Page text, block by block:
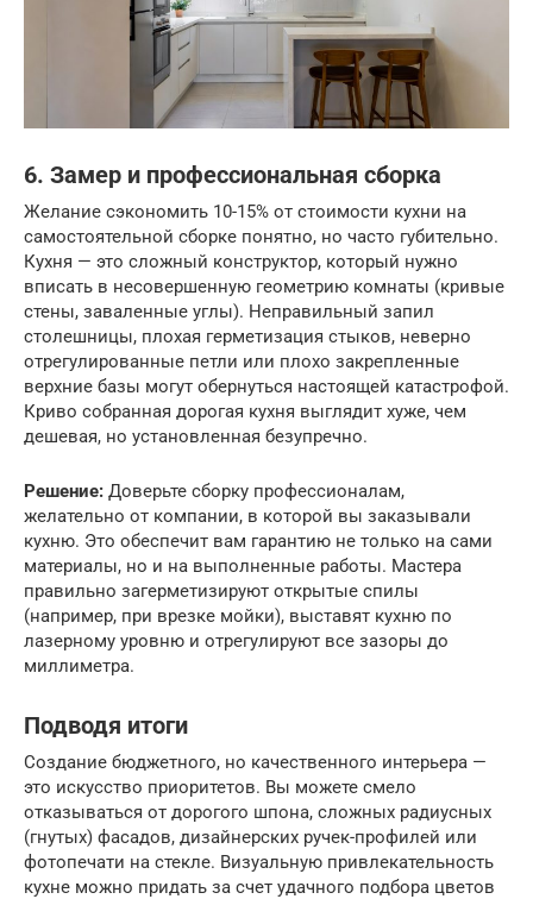
6. Замер и профессиональная сборка
Желание сэкономить 10-15% от стоимости кухни на
самостоятельной сборке понятно, но часто губительно.
Кухня — это сложный конструктор, который нужно
вписать в несовершенную геометрию комнаты (кривые
стены, заваленные углы). Неправильный запил
столешницы, плохая герметизация стыков, неверно
отрегулированные петли или плохо закрепленные
верхние базы могут обернуться настоящей катастрофой.
Криво собранная дорогая кухня выглядит хуже, чем
дешевая, но установленная безупречно.
Решение: Доверьте сборку профессионалам,
желательно от компании, в которой вы заказывали
кухню. Это обеспечит вам гарантию не только на сами
материалы, но и на выполненные работы. Мастера
правильно загерметизируют открытые спилы
(например, при врезке мойки), выставят кухню по
лазерному уровню и отрегулируют все зазоры до
миллиметра.
Подводя итоги
Создание бюджетного, но качественного интерьера —
это искусство приоритетов. Вы можете смело
отказываться от дорогого шпона, сложных радиусных
(гнутых) фасадов, дизайнерских ручек-профилей или
фотопечати на стекле. Визуальную привлекательность
кухне можно придать за счет удачного подбора цветов